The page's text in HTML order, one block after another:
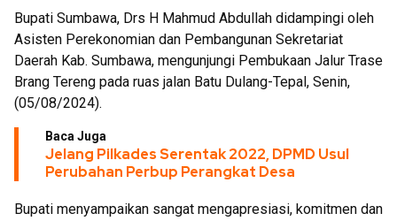
Bupati Sumbawa, Drs H Mahmud Abdullah didampingi oleh
Asisten Perekonomian dan Pembangunan Sekretariat
Daerah Kab. Sumbawa, mengunjungi Pembukaan Jalur Trase
Brang Tereng pada ruas jalan Batu Dulang-Tepal, Senin,
(05/08/2024).
Baca Juga
Jelang Pilkades Serentak 2022, DPMD Usul
Perubahan Perbup Perangkat Desa
Bupati menyampaikan sangat mengapresiasi, komitmen dan